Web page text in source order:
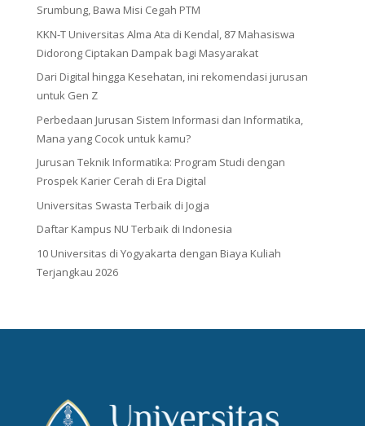
Srumbung, Bawa Misi Cegah PTM
KKN-T Universitas Alma Ata di Kendal, 87 Mahasiswa
Didorong Ciptakan Dampak bagi Masyarakat
Dari Digital hingga Kesehatan, ini rekomendasi jurusan
untuk Gen Z
Perbedaan Jurusan Sistem Informasi dan Informatika,
Mana yang Cocok untuk kamu?
Jurusan Teknik Informatika: Program Studi dengan
Prospek Karier Cerah di Era Digital
Universitas Swasta Terbaik di Jogja
Daftar Kampus NU Terbaik di Indonesia
10 Universitas di Yogyakarta dengan Biaya Kuliah
Terjangkau 2026